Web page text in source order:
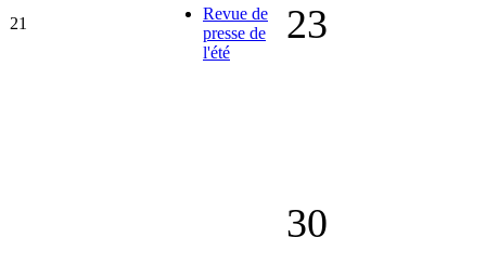
21
Revue de
presse de
l'été
23
30